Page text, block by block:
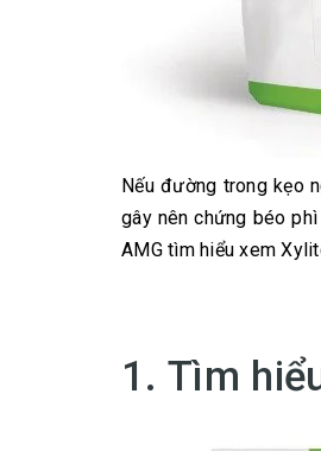
Nếu đường trong kẹo
gây nên chứng béo
AMG tìm hiểu xem
1. Tìm